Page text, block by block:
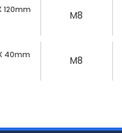
120mm
M8
40mm
M8